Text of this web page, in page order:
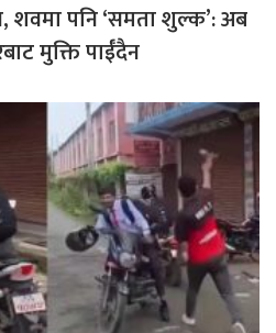
शवमा पनि ‘समता शुल्क’: अब
मुक्ति पाईँदैन